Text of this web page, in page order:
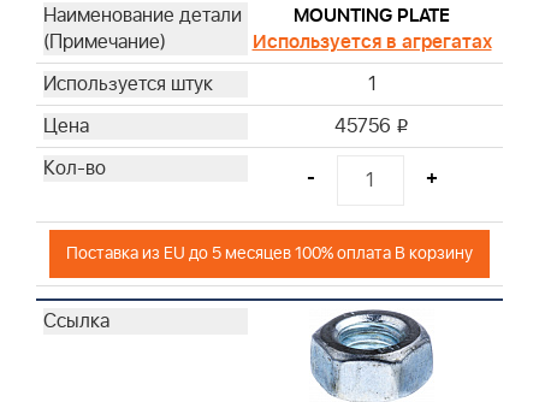
MOUNTING PLATE
Используется в агрегатах
1
45756 i
- +
Поставка из EU до 5 месяцев 100% оплата В корзину